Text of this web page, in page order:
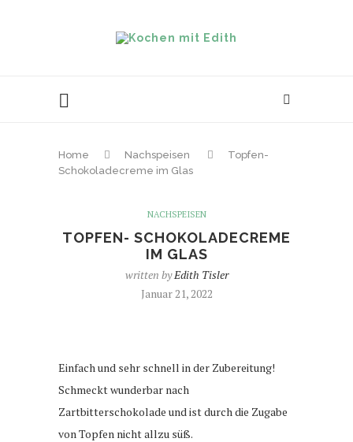
Home Nachspeisen
Topfen-
Schokoladecreme im Glas
NACHSPEISEN
TOPFEN- SCHOKOLADECREME
IM GLAS
written byEdith Tisler
Januar 21, 2022
Einfach und sehr schnell in der Zubereitung!
Schmeckt wunderbar nach
Zartbitterschokolade und ist durch die Zugabe
von Topfen nicht allzu süß.